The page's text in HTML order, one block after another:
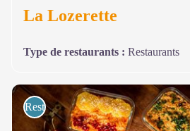
La Lozerette
Type de restaurants : Restaurants
Restaurants